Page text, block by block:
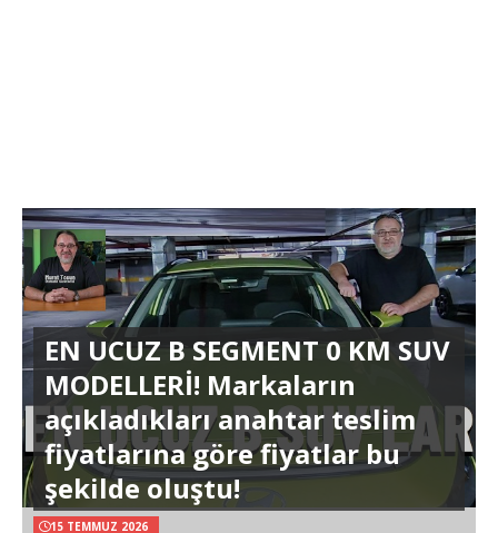
EN UCUZ B SEGMENT 0 KM SUV
MODELLERİ! Markaların
açıkladıkları anahtar teslim
fiyatlarına göre fiyatlar bu
şekilde oluştu!
15 TEMMUZ 2026